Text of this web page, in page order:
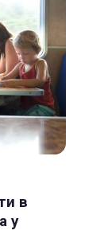
в
у